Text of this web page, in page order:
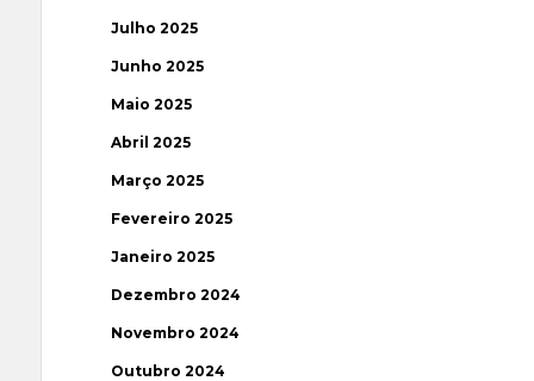
Julho 2025
Junho 2025
Maio 2025
Abril 2025
Março 2025
Fevereiro 2025
Janeiro 2025
Dezembro 2024
Novembro 2024
Outubro 2024